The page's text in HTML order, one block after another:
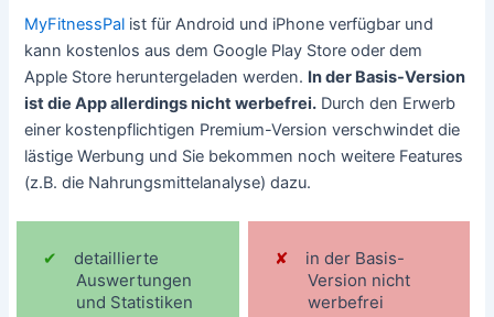
MyFitnessPal ist für Android und iPhone verfügbar und
kann kostenlos aus dem Google Play Store oder dem
Apple Store heruntergeladen werden. In der Basis-Version
ist die App allerdings nicht werbefrei. Durch den Erwerb
einer kostenpflichtigen Premium-Version verschwindet die
lästige Werbung und Sie bekommen noch weitere Features
(z.B. die Nahrungsmittelanalyse) dazu.
detaillierte
Auswertungen
und Statistiken
in der Basis-
Version nicht
werbefrei